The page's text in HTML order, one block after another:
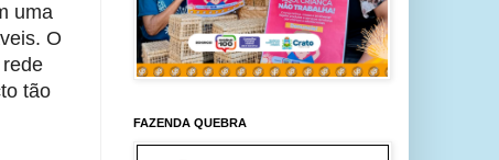
uma
O
tão
FAZENDA QUEBRA